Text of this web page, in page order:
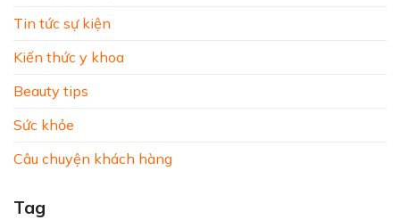
Tin tức sự kiện
Kiến thức y khoa
Beauty tips
Sức khỏe
Câu chuyện khách hàng
Tag